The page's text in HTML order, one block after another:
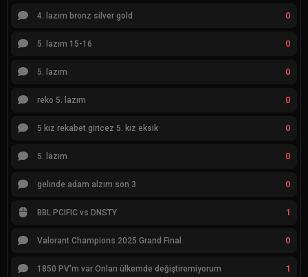
4. lazım bronz silver gold 0
5. lazım 15-16 0
5. lazım 0
reko 5. lazım 0
5 kız rekabet giricez 5. kız eksik 0
5. lazım 0
gelınde adam alzım son 3 0
BBL PCIFIC vs DNSTY 1
Valorant Champions 2025 Grand Final 0
1850 PV'm var Onları ülkemde değiştiremiyorum 1